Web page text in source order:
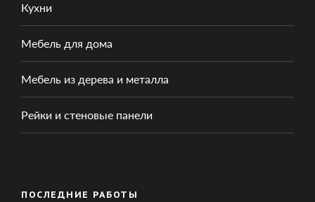
Кухни
Мебель для дома
Мебель из дерева и металла
Рейки и стеновые панели
ПОСЛЕДНИЕ РАБОТЫ